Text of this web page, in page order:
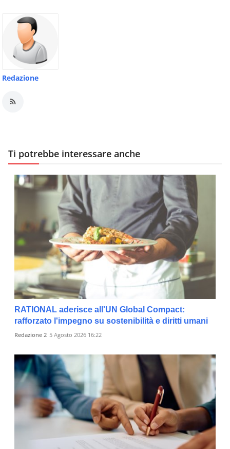
Redazione
Ti potrebbe interessare anche
RATIONAL aderisce all'UN Global Compact:
rafforzato l'impegno su sostenibilità e diritti umani
Redazione 2 5 Agosto 2026 16:22